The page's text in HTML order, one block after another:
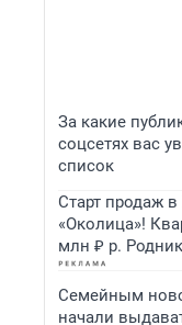
За какие
соцсетях вас
список
Старт продаж
«Околица»!
млн ₽ р.
Семейным
начали